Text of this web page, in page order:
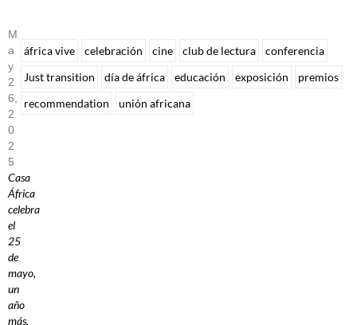
M
A
Y
2
6,
2
0
2
5
Casa
África
celebra
el
25
de
mayo,
un
año
más,
áfrica vive celebración cine club de lectura
conferencia
Just transition
día de áfrica educación exposición
premios
recommendation
unión africana